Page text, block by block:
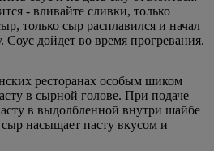
- вливайте сливки, только
только сыр расплавился и начал
Соус дойдет во время прогревания.
ресторанах особым шиком
в сырной голове. При подаче
в выдолбленной внутри шайбе
насыщает пасту вкусом и